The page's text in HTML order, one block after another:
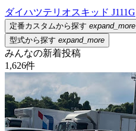
ダイハツテリオスキッド J111G
定番カスタムから探す expand_more
型式から探す expand_more
みんなの新着投稿
1,626件